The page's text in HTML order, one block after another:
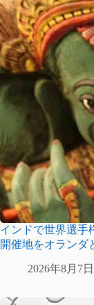
インドで世界選手
開催地をオランダ
2026年8月7日